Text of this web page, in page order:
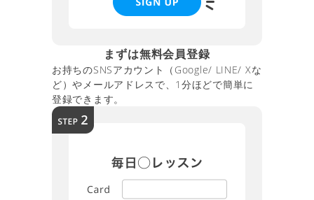
まずは無料会員登録
お持ちのSNSアカウント（Google/ LINE/ Xな
ど）やメールアドレスで、1分ほどで簡単に
登録できます。